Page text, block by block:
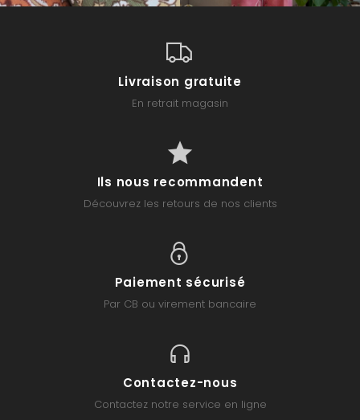
Livraison gratuite
En retrait magasin
Ils nous recommandent
Découvrez les retours de nos clients
Paiement sécurisé
Par CB ou virement bancaire
Contactez-nous
Contactez notre service en ligne